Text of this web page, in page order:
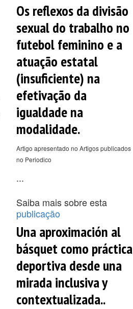
Os reflexos da divisão
sexual do trabalho no
futebol feminino e a
atuação estatal
(insuficiente) na
efetivação da
igualdade na
modalidade.
Artigo apresentado no Artigos publicados
no Periodico
...
Saiba mais sobre esta
publicação
Una aproximación al
básquet como práctica
deportiva desde una
mirada inclusiva y
contextualizada..